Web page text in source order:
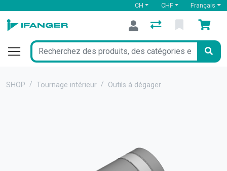
CH CHF Français
SHOP Tournage intérieur Outils à dégager